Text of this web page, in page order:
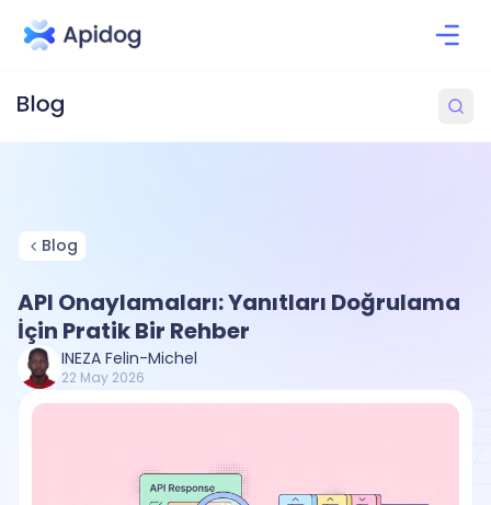
Blog
API Onaylamaları: Yanıtları Doğrulama
İçin Pratik Bir Rehber
INEZA Felin-Michel
22 May 2026